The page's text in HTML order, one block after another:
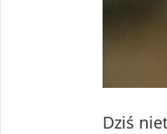
Dziś